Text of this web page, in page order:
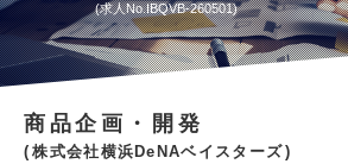
求人No.IBQVB-260501
商品企画・開発
株式会社横浜DeNAベイスターズ